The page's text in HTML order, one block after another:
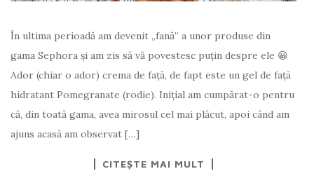
În ultima perioadă am devenit „fană” a unor produse din
gama Sephora și am zis să vă povestesc puțin despre ele 😀
Ador (chiar o ador) crema de față, de fapt este un gel de față
hidratant Pomegranate (rodie). Inițial am cumpărat-o pentru
că, din toată gama, avea mirosul cel mai plăcut, apoi când am
ajuns acasă am observat […]
CITEȘTE MAI MULT